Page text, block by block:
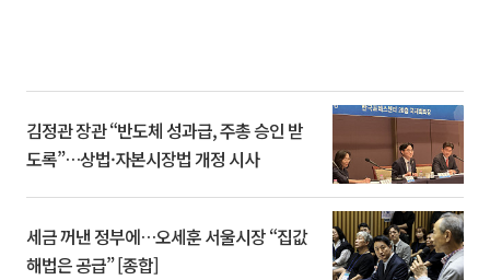
김정관 장관 “반도체 성과급, 주총 승인 받
도록”…상법·자본시장법 개정 시사
세금 꺼낸 정부에…오세훈 서울시장 “집값
해법은 공급” [종합]